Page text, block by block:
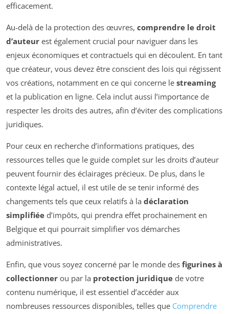
efficacement.
Au-delà de la protection des œuvres, comprendre le droit
d’auteur est également crucial pour naviguer dans les
enjeux économiques et contractuels qui en découlent. En tant
que créateur, vous devez être conscient des lois qui régissent
vos créations, notamment en ce qui concerne le streaming
et la publication en ligne. Cela inclut aussi l’importance de
respecter les droits des autres, afin d’éviter des complications
juridiques.
Pour ceux en recherche d’informations pratiques, des
ressources telles que le guide complet sur les droits d’auteur
peuvent fournir des éclairages précieux. De plus, dans le
contexte légal actuel, il est utile de se tenir informé des
changements tels que ceux relatifs à la déclaration
simplifiée d’impôts, qui prendra effet prochainement en
Belgique et qui pourrait simplifier vos démarches
administratives.
Enfin, que vous soyez concerné par le monde des figurines à
collectionner ou par la protection juridique de votre
contenu numérique, il est essentiel d’accéder aux
nombreuses ressources disponibles, telles que Comprendre